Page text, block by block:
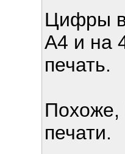
Цифры
A4 и на
печать.
Похоже,
печати.